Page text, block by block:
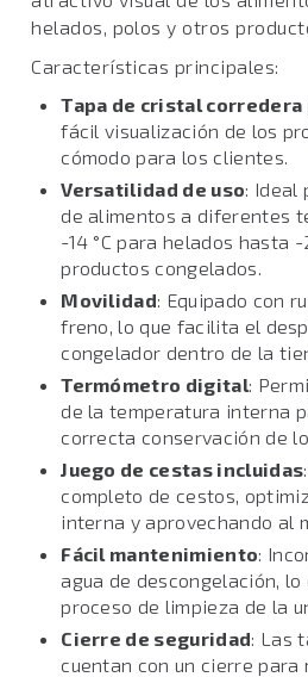
helados, polos y otros
Características principales:
Tapa de cristal corredera
fácil visualización de los
cómodo para los clientes.
Versatilidad de uso: Ideal
de alimentos a diferentes
-14 °C para helados hasta
productos congelados.
Movilidad: Equipado con
freno, lo que facilita el
congelador dentro de la
Termómetro digital:
de la temperatura interna
correcta conservación de
Juego de cestas incluidas
completo de cestos,
interna y aprovechando al
Fácil mantenimiento:
agua de descongelación,
proceso de limpieza de la
Cierre de seguridad: Las
cuentan con un cierre para